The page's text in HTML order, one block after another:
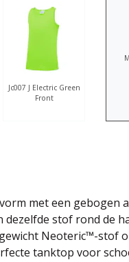
Jc007 J Electric Green
Front
met een gebogen
stof rond de
Neoteric™-stof
tanktop voor